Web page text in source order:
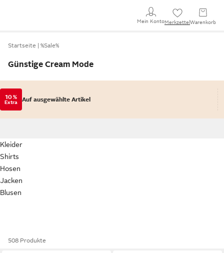
Mein KontoMerkzettel Warenkorb
Startseite %Sale%
Günstige Cream Mode
10 %
Extra Auf ausgewählte Artikel
Kleider
Shirts
Hosen
Jacken
Blusen
508 Produkte